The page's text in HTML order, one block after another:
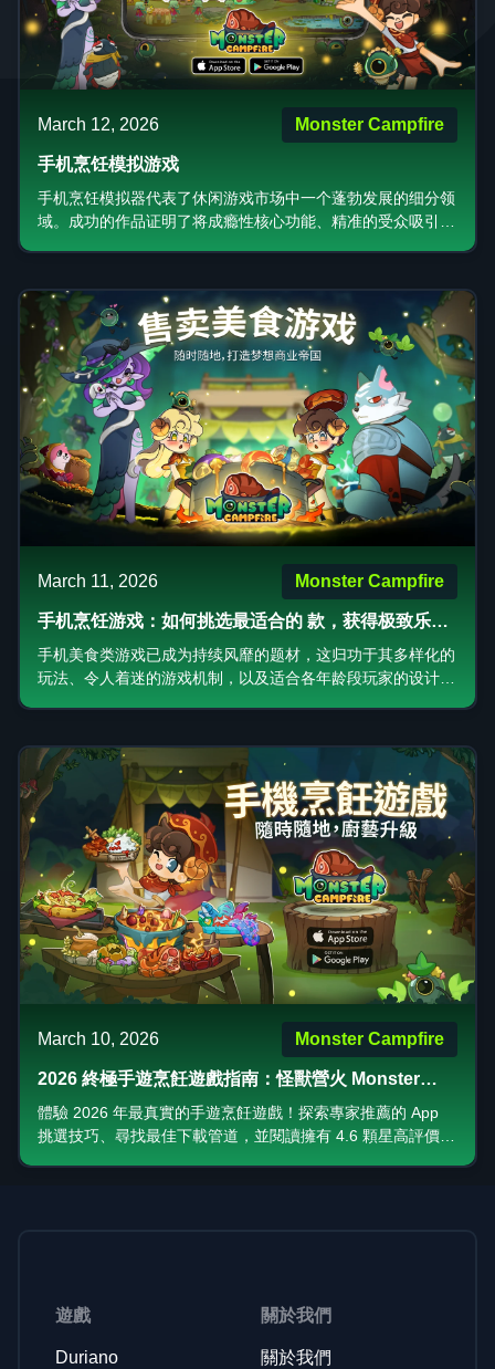
March 12, 2026 Monster Campfire
手机烹饪模拟游戏
手机烹饪模拟器代表了休闲游戏市场中一个蓬勃发展的细分领
域。成功的作品证明了将成瘾性核心功能、精准的受众吸引力
Campfire 中可爱的怪物主题美学和以友谊为中心的叙事），
创造出感性的互动体验，让玩家流连忘返。
March 11, 2026 Monster Campfire
手机烹饪游戏：如何挑选最适合的 款，获得极致乐趣
与最佳体验。
手机美食类游戏已成为持续风靡的题材，这归功于其多样化的
玩法、令人着迷的游戏机制，以及适合各年龄段玩家的设计。
March 10, 2026 Monster Campfire
2026 終極手遊烹飪遊戲指南：怪獸營火 Monster
Campfire 深度評價與下載教學
體驗 2026 年最真實的手遊烹飪遊戲！探索專家推薦的 App
挑選技巧、尋找最佳下載管道，並閱讀擁有 4.6 顆星高評價的
遊戲
Duriano
關於我們
關於我們